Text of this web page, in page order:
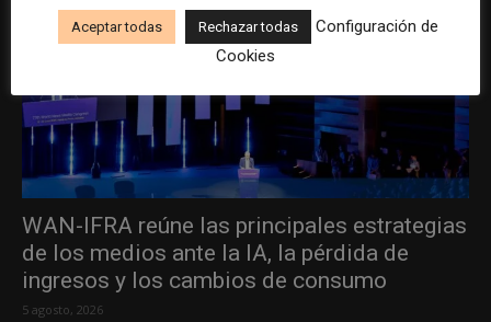
WAN-IFRA reúne las principales estrategias
de los medios ante la IA, la pérdida de
ingresos y los cambios de consumo
5 agosto, 2026
Aceptar todas Rechazar todas
Configuración de
Cookies